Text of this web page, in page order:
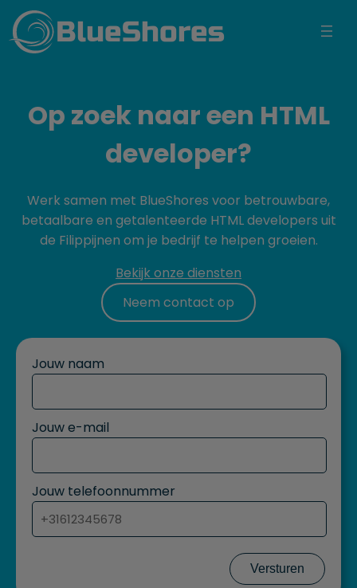
BlueShores
Op zoek naar een HTML
developer?
Werk samen met BlueShores voor betrouwbare,
betaalbare en getalenteerde HTML developers uit
de Filippijnen om je bedrijf te helpen groeien.
Bekijk onze diensten
Neem contact op
Jouw naam
Jouw e-mail
Jouw telefoonnummer
Versturen